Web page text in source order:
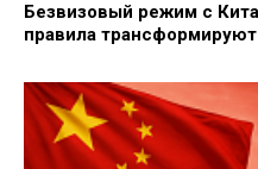
Безвизовый режим с
правила